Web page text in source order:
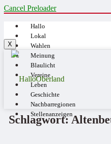
Cancel Preloader
Hallo
Lokal
Wahlen
Meinung
Blaulicht
Vereine
Leben
Geschichte
Nachbarregionen
Stellenanzeigen
X
Schlagwort: